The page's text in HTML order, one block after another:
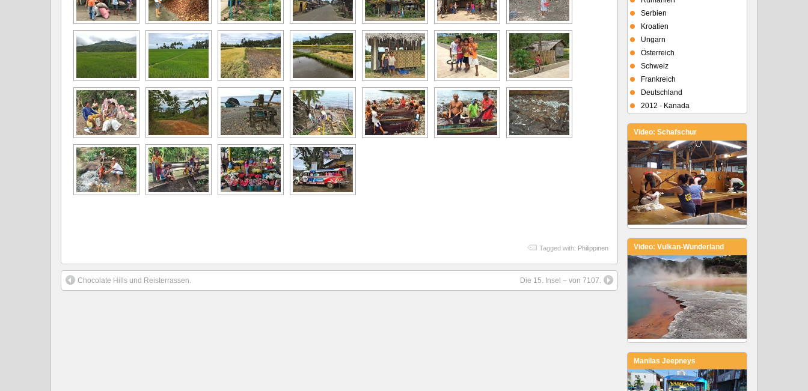
Tagged with: Philippinen
Chocolate Hills und Reisterrassen. Die 15. Insel – von 7107.
Serbien
Kroatien
Ungarn
Österreich
Schweiz
Frankreich
Deutschland
2012 - Kanada
Video: Schafschur
Video: Vulkan-Wunderland
Manilas Jeepneys